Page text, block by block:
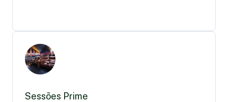
Sessões Prime